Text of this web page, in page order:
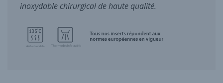
inoxydable chirurgical de haute qualité.